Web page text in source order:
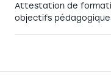
Attestation de
objectifs